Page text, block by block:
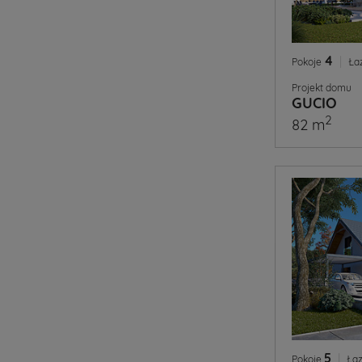
Pokoje 4
Projekt domu
GUCIO
82 m2
Pokoje 5